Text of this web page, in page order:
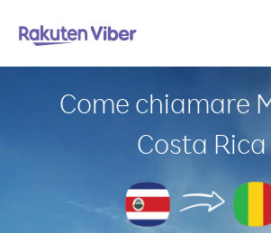
Come chiamare
Costa Rica